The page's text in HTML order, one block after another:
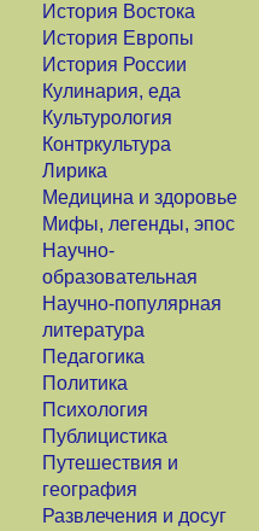
История Востока
История Европы
История России
Кулинария, еда
Культурология
Контркультура
Лирика
Медицина и здоровье
Мифы, легенды, эпос
Научно-
образовательная
Научно-популярная
литература
Педагогика
Политика
Психология
Публицистика
Путешествия и
география
Развлечения и досуг